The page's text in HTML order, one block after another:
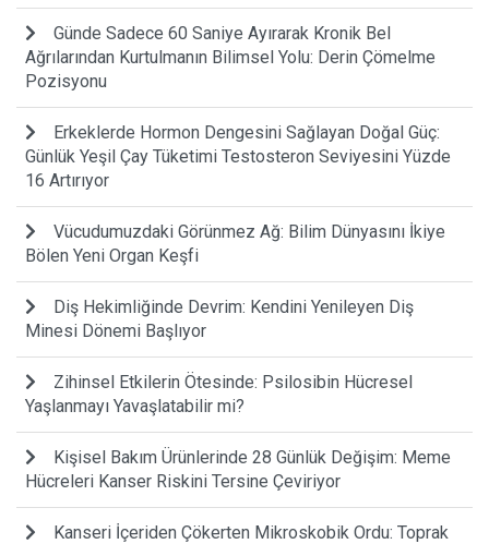
Günde Sadece 60 Saniye Ayırarak Kronik Bel
Ağrılarından Kurtulmanın Bilimsel Yolu: Derin Çömelme
Pozisyonu
Erkeklerde Hormon Dengesini Sağlayan Doğal Güç:
Günlük Yeşil Çay Tüketimi Testosteron Seviyesini Yüzde
16 Artırıyor
Vücudumuzdaki Görünmez Ağ: Bilim Dünyasını İkiye
Bölen Yeni Organ Keşfi
Diş Hekimliğinde Devrim: Kendini Yenileyen Diş
Minesi Dönemi Başlıyor
Zihinsel Etkilerin Ötesinde: Psilosibin Hücresel
Yaşlanmayı Yavaşlatabilir mi?
Kişisel Bakım Ürünlerinde 28 Günlük Değişim: Meme
Hücreleri Kanser Riskini Tersine Çeviriyor
Kanseri İçeriden Çökerten Mikroskobik Ordu: Toprak